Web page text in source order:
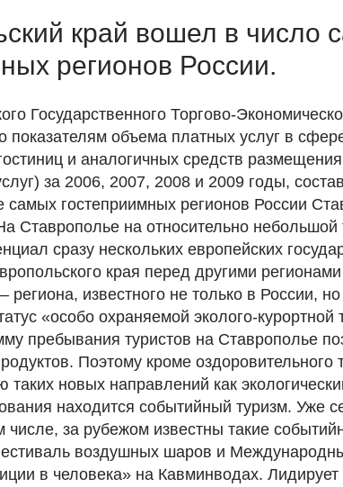
край вошел в число
регионов России.
Государственного Торгово-
показателям объема платных услуг в
и аналогичных средств
за 2006, 2007, 2008 и 2009 годы,
самых гостеприимных регионов России
Ставрополье на относительно небольшой
сразу нескольких европейских
края перед другими
известного не только в России,
«особо охраняемой эколого-курортной
пребывания туристов на Ставрополье
Поэтому кроме оздоровительного
таких новых направлений как
находится событийный туризм. Уже
числе, за рубежом известны такие
воздушных шаров и
в человека» на Кавминводах. Лидирует